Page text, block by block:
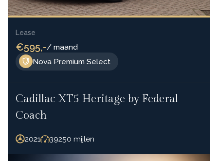
Nova Premium Select
Lease
€595,-/ maand
Cadillac XT5 Heritage by Federal
Coach
2021 39250 mijlen